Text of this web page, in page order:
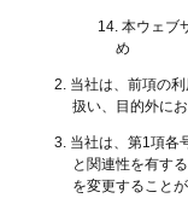
本ウェブ
め
当社は、前項の
扱い、目的外に
当社は、第1項各
と関連性を有す
を変更すること